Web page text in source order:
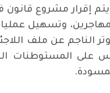
يتم إقرار مشروع
وتسهيل
الناجم عن ملف
المستوطنات